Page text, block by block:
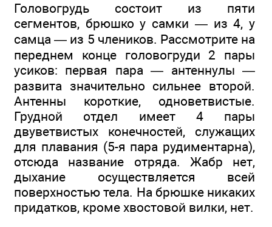
Головогрудь состоит из пяти
сегментов, брюшко у самки — из 4, у
самца — из 5 члеников. Рассмотрите на
переднем конце головогруди 2 пары
усиков: первая пара — антеннулы —
развита значительно сильнее второй.
Антенны короткие, одноветвистые.
Грудной отдел имеет 4 пары
двуветвистых конечностей, служащих
для плавания (5-я пара рудиментарна),
отсюда название отряда. Жабр нет,
дыхание осуществляется всей
поверхностью тела. На брюшке никаких
придатков, кроме хвостовой вилки, нет.